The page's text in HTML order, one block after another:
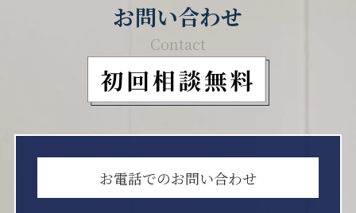
お問い合わせ
Contact
お電話でのお問い合わせ